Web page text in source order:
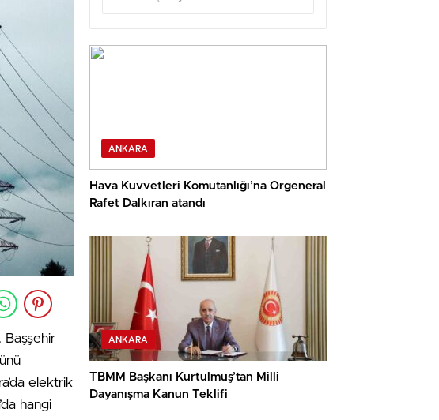
Başşehir
elektrik
hangi
ANKARA
Hava Kuvvetleri Komutanlığı’na Orgeneral
Rafet Dalkıran atandı
ANKARA
TBMM Başkanı Kurtulmuş’tan Milli
Dayanışma Kanun Teklifi